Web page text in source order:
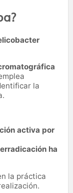
la
activa por
ha
la práctica